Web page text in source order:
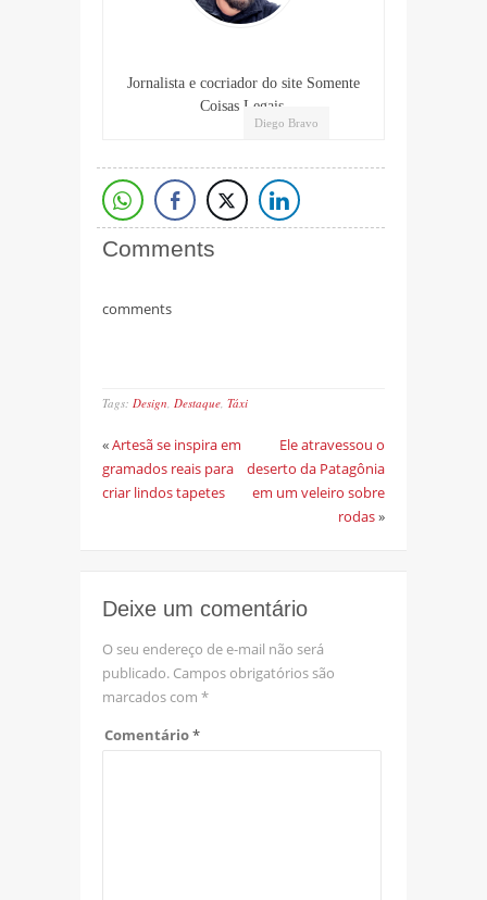
Diego Bravo
Jornalista e cocriador do site Somente
Coisas Legais.
Comments
comments
Tags: Design Destaque Táxi
«Artesã se inspira em
gramados reais para
criar lindos tapetes
Ele atravessou o
deserto da Patagônia
em um veleiro sobre
rodas»
Deixe um comentário
O seu endereço de e-mail não será
publicado. Campos obrigatórios são
marcados com *
Comentário*